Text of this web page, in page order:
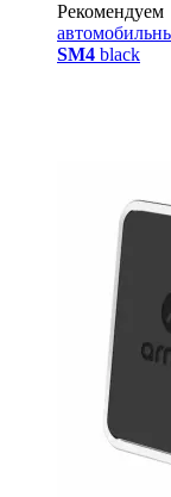
Рекомендуем
SM4 black